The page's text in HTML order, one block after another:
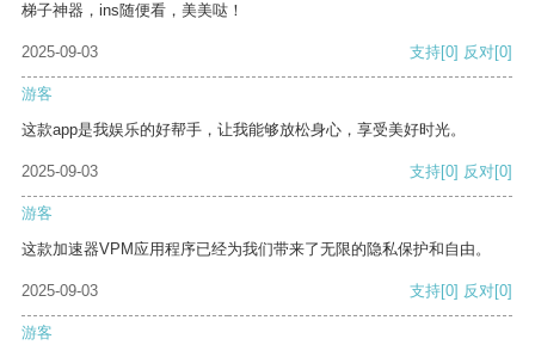
梯子神器，ins随便看，美美哒！
2025-09-03 支持[0] 反对[0]
游客
这款app是我娱乐的好帮手，让我能够放松身心，享受美好时光。
2025-09-03 支持[0] 反对[0]
游客
这款加速器VPM应用程序已经为我们带来了无限的隐私保护和自由。
2025-09-03 支持[0] 反对[0]
游客